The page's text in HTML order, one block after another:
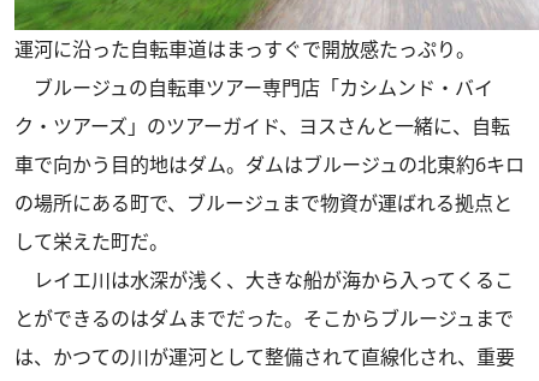
運河に沿った自転車道はまっすぐで開放感たっぷり。
ブルージュの自転車ツアー専門店「カシムンド・バイ
ク・ツアーズ」のツアーガイド、ヨスさんと一緒に、自転
車で向かう目的地はダム。ダムはブルージュの北東約6キロ
の場所にある町で、ブルージュまで物資が運ばれる拠点と
して栄えた町だ。
レイエ川は水深が浅く、大きな船が海から入ってくるこ
とができるのはダムまでだった。そこからブルージュまで
は、かつての川が運河として整備されて直線化され、重要